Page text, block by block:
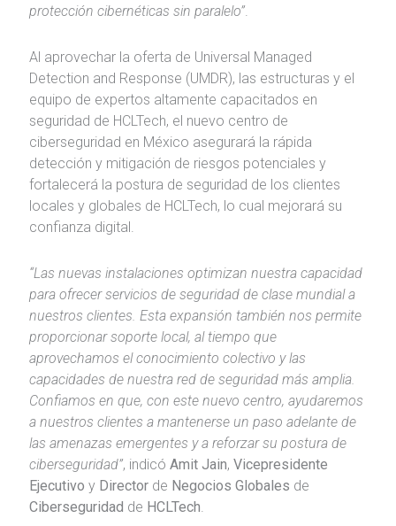
protección cibernéticas sin paralelo”.
Al aprovechar la oferta de Universal Managed
Detection and Response (UMDR), las estructuras y el
equipo de expertos altamente capacitados en
seguridad de HCLTech, el nuevo centro de
ciberseguridad en México asegurará la rápida
detección y mitigación de riesgos potenciales y
fortalecerá la postura de seguridad de los clientes
locales y globales de HCLTech, lo cual mejorará su
confianza digital.
“Las nuevas instalaciones optimizan nuestra capacidad
para ofrecer servicios de seguridad de clase mundial a
nuestros clientes. Esta expansión también nos permite
proporcionar soporte local, al tiempo que
aprovechamos el conocimiento colectivo y las
capacidades de nuestra red de seguridad más amplia.
Confiamos en que, con este nuevo centro, ayudaremos
a nuestros clientes a mantenerse un paso adelante de
las amenazas emergentes y a reforzar su postura de
ciberseguridad”, indicó Amit Jain, Vicepresidente
Ejecutivo y Directorde Negocios Globales de
Ciberseguridad de HCLTech.